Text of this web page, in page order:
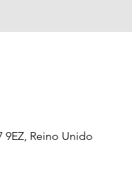
9EZ, Reino Unido